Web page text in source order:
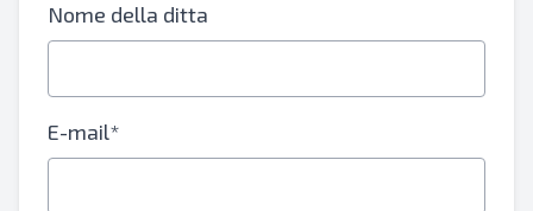
Nome della ditta
E-mail*